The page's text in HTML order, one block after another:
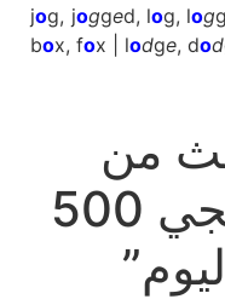
jog, jogged, log, log
box, fox | lodge, dod
من
كتاب “تعلم تهجي 500